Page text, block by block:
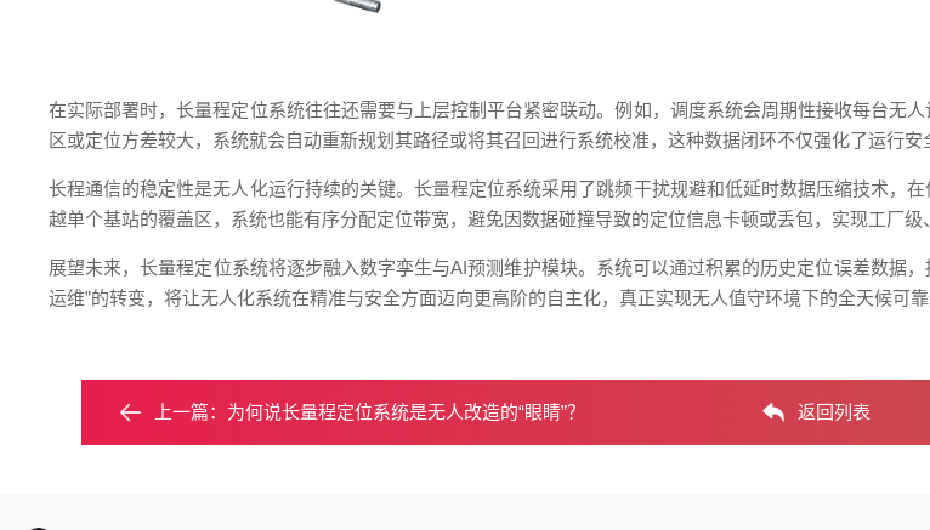
在实际部署时，长量程定位系统往往还需要与上层控制平台紧密联动。例如，调度系统会周期性接收每台无
区或定位方差较大，系统就会自动重新规划其路径或将其召回进行系统校准，这种数据闭环不仅强化了运行安
长程通信的稳定性是无人化运行持续的关键。长量程定位系统采用了跳频干扰规避和低延时数据压缩技术，
越单个基站的覆盖区，系统也能有序分配定位带宽，避免因数据碰撞导致的定位信息卡顿或丢包，实现工厂级
展望未来，长量程定位系统将逐步融入数字孪生与AI预测维护模块。系统可以通过积累的历史定位误差数据
运维”的转变，将让无人化系统在精准与安全方面迈向更高阶的自主化，真正实现无人值守环境下的全天候可靠
上一篇： 为何说长量程定位系统是无人改造的“眼睛”？ 返回列表